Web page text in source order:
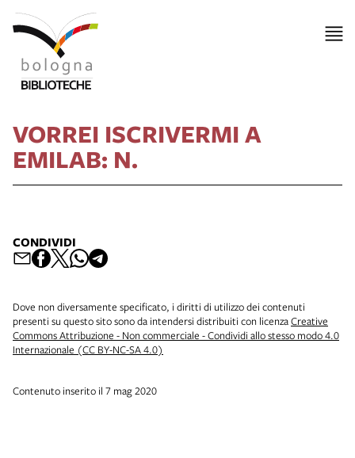
VORREI ISCRIVERMI A
EMILAB: N.
CONDIVIDI
Dove non diversamente specificato, i diritti di utilizzo dei contenuti
presenti su questo sito sono da intendersi distribuiti con licenzaCreative
Commons Attribuzione - Non commerciale - Condividi allo stesso modo 4.0
Internazionale (CC BY-NC-SA 4.0)
Contenuto inserito il 7 mag 2020